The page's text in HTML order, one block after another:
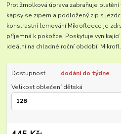
Protižmolková úprava zabraňuje
kapsy se zipem a podložený zip s
konstrastní lemování Mikrofleece je
příjemná k pokožce. Poskytuje
ideální na chladné roční období.
Dostupnost
dodání do týdne
Velikost oblečení dětská